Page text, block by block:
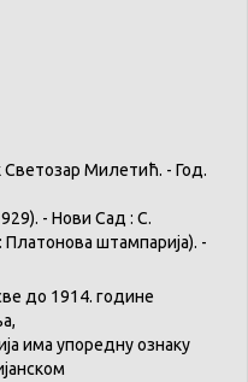
Светозар Милетић. - Год.
- Нови Сад : С.
Платонова штампарија). -
до 1914. године
,
има упореднуознаку